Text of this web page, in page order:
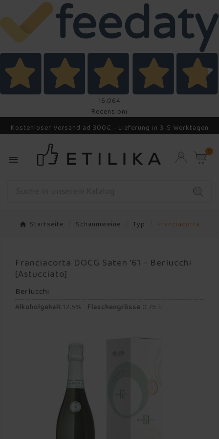
16.064
Recensioni
Kostenloser Versand ad 300€ - Lieferung in 3-5 Werktagen

0
Startseite Schaumweine Typ Franciacorta
Franciacorta DOCG Saten '61 - Berlucchi
[Astucciato]
Berlucchi
Alkoholgehalt:12.5% Flaschengrösse:0.75 lt